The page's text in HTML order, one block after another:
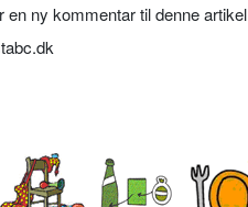
ny kommentar til denne artikel